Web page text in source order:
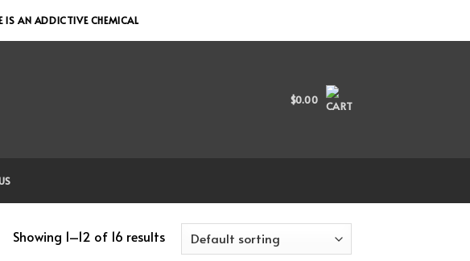
AN ADDICTIVE CHEMICAL
$0.00
Showing 1–12 of 16 results